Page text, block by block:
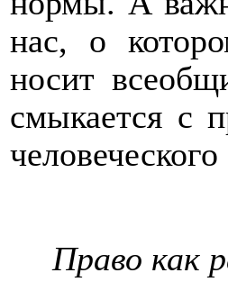
нас, о
носит
смыкается с
Право как